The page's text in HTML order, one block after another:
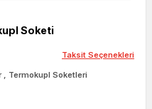
Soketi
Taksit Seçenekleri
, Termokupl Soketleri